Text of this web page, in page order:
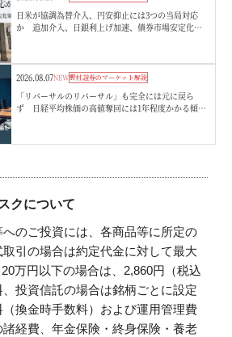
日米が協調為替介入、円安抑止には3つの当局対応
か 追加介入、日銀利上げ加速、債券市場安定化
2026.08.07NEW野村證券のマーケット解説
「リバーサルのリバーサル」も完全には元に戻ら
ず 日経平均株価の高値奪回には1年程度かかる傾
クについて
のご投資には、各商品等に所定の
引の場合は約定代金に対して最大
万円以下の場合は、2,860円（税込
投資信託の場合は銘柄ごとに設定
換金時手数料）および運用管理費
経費、年金保険・終身保険・養老